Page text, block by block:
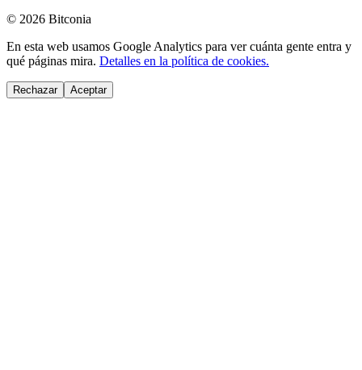
© 2026 Bitconia
En esta web usamos Google Analytics para ver cuánta gente entra y
qué páginas mira. Detalles en la política de cookies.
Rechazar Aceptar